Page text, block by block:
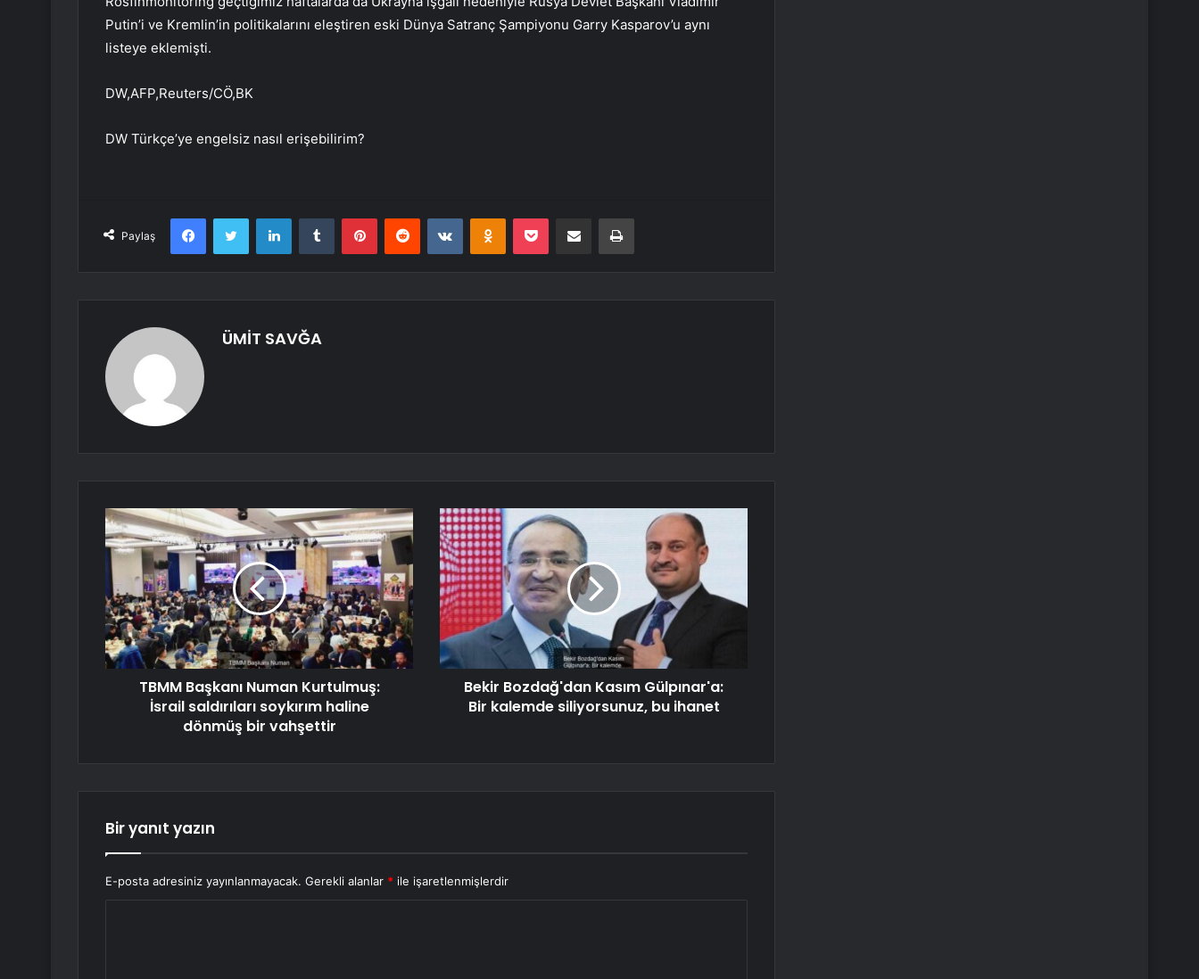
Putin’i ve Kremlin’in politikalarını eleştiren eski Dünya Satranç Şampiyonu Garry Kasparov’u aynı
listeye eklemişti.
DW,AFP,Reuters/CÖ,BK
DW Türkçe’ye engelsiz nasıl erişebilirim?
Paylaş
FacebookTwitter LinkedInTumblr PinterestReddit VKontakteOdnoklassniki
Pocket E-Posta ile paylaş Yazdır
ÜMİT SAVĞA
TBMM Başkanı Numan Kurtulmuş:
İsrail saldırıları soykırım haline
dönmüş bir vahşettir
Bekir Bozdağ'dan Kasım Gülpınar'a:
Bir kalemde siliyorsunuz, bu ihanet
Bir yanıt yazın
E-posta adresiniz yayınlanmayacak. Gerekli alanlar * ile işaretlenmişlerdir